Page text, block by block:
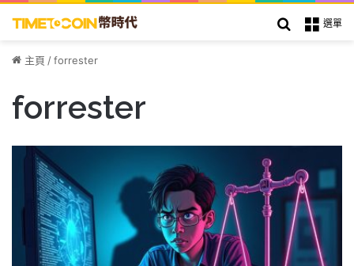
選單
搜索
主頁 /forrester
forrester